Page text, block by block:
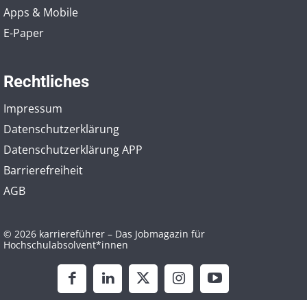
Apps & Mobile
E-Paper
Rechtliches
Impressum
Datenschutzerklärung
Datenschutzerklärung APP
Barrierefreiheit
AGB
© 2026 karriereführer – Das Jobmagazin für
Hochschulabsolvent*innen